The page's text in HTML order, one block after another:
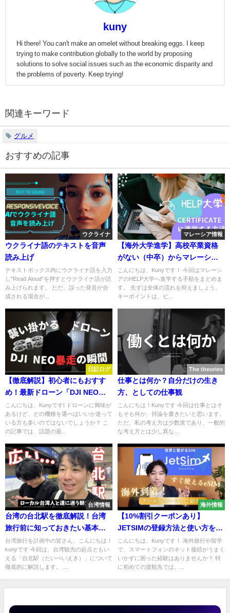
kuny
Hi there! You can't make an omelet without breaking eggs. I keep
trying to make contribution globally to the world by proposing
solutions to solve social issues such as the economic disparity and
the problems of poverty. Keep trying!
関連キーワード
グルメ
おすすめの記事
ウクライナ
ウクライナ語のテキストを音声
読み上げ
テキストボックス内にウクライナ語を入力
し"Read Aloud"を押すとウクライナ語が読
み上げられます。 ただ、誤った発音が合
成される場合が...
マレーシア情報
【海外大学進学】高校卒業資格
がない（中卒）からマレーシア
のHELP大学のCertificateへ入学
する手順
こんにちは、Kunyです！ 今回はマレーシ
アのHELP大学へ進学する手順をまとめま
す。 先ずは全体の流れを抑えましょう。
キーポイントは、ビ...
日記ログ
【徹底解説】初心者にもおすす
め！最新ドローン「DJI NEO」
の魅力と注意点とは？
こんにちは、Kunyです! ドローンに興味が
あるけど、どの機種を選べばいいか迷って
いる方も多いのではないでしょうか？ こ
の記事では、話題の最...
The theories
仕事とは何か？自分だけの生き
方、としての仕事観
こんにちは！Kunyです 今回は仕事とはそ
もそも何か、持論を書きたいと思います。
ただ、私の考え方は少数派であり、一般的
な考え方とは少し異な...
台湾情報
台湾の台北駅を徹底解説！台湾
旅行前に知っておきたい基本情
報まとめ
台湾旅行を計画中の皆さん、こんにちは！
kunyです 今回は、台湾観光の起点ともい
える「台北駅（たいぺいえき）」について
徹底的に解説します。 ...
海外情報
【10%割引クーポンあり】
JETSIMの登録方法と使い方を徹
底解説！海外到着後すぐネット
接続OK！
こんにちは、Kunyです！ 海外旅行や留学
で、スマートフォンのネット接続がうまく
いかずに困った経験はありませんか？ 特
に初めての渡航先では、...